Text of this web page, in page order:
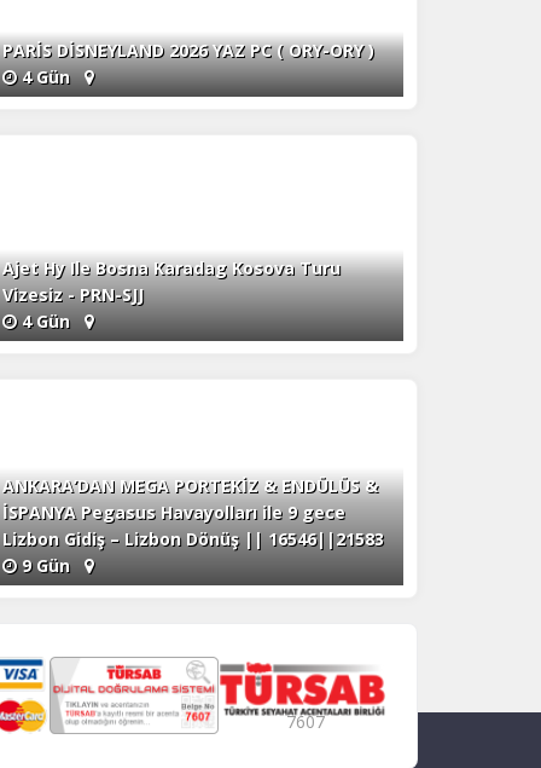
PARİS DİSNEYLAND 2026 YAZ PC ( ORY-ORY )
4 Gün
Ajet Hy Ile Bosna Karadag Kosova Turu
Vizesiz - PRN-SJJ
4 Gün
ANKARA’DAN MEGA PORTEKİZ & ENDÜLÜS &
İSPANYA Pegasus Havayolları ile 9 gece
Lizbon Gidiş – Lizbon Dönüş || 16546||21583
9 Gün
7607